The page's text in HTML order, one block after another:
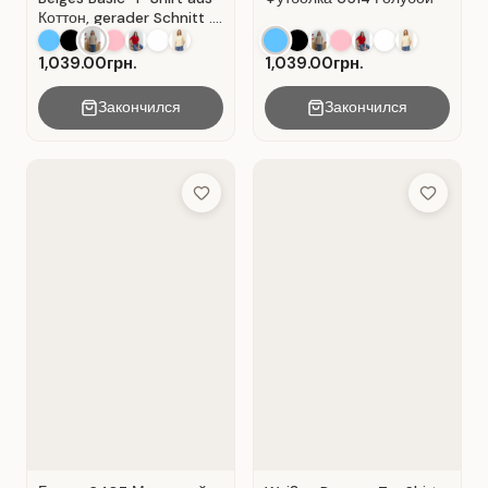
Коттон, gerader Schnitt .
Beige.
1,039.00грн.
Закончился
1,039.00грн.
Закончился
Add to Wish List Add to